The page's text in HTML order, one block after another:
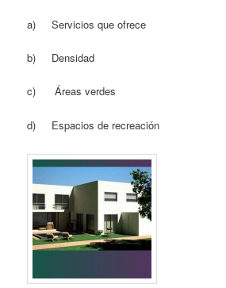
a) Servicios que ofrece
b) Densidad
c) Áreas verdes
d) Espacios de recreación